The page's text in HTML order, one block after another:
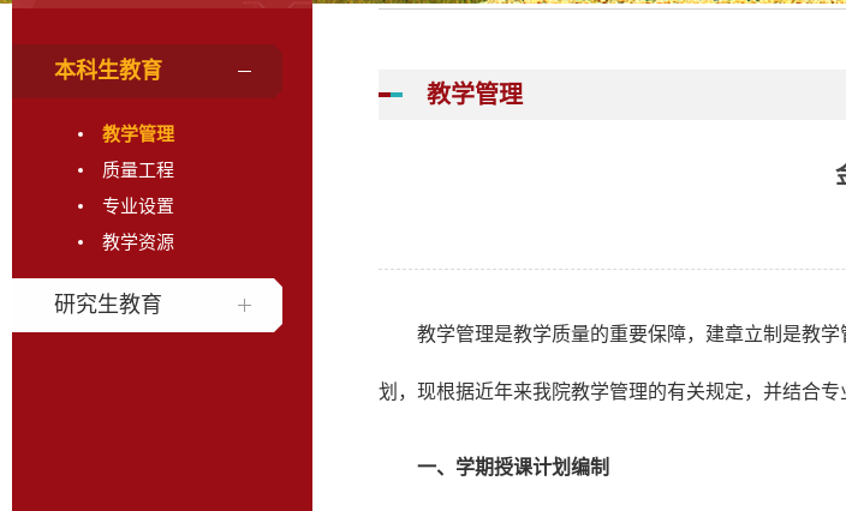
本科生教育
教学管理
质量工程
专业设置
教学资源
研究生教育
教学管理
教学管理是教学质量的重要保障，建章立制是教
划，现根据近年来我院教学管理的有关规定，并结合专
一、学期授课计划编制